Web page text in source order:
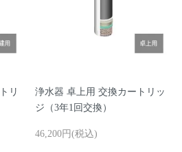
リ
浄水器 卓上用 交換カートリッ
ジ（3年1回交換）
46,200円(税込)